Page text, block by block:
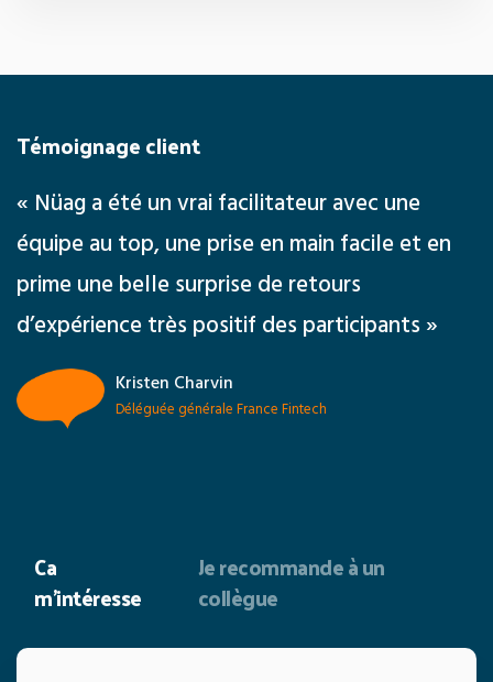
Témoignage client
« Nüag a été un vrai facilitateur avec une
équipe au top, une prise en main facile et en
prime une belle surprise de retours
d’expérience très positif des participants »
Kristen Charvin
Déléguée générale France Fintech
Ca
m'intéresse
Je recommande à un
collègue